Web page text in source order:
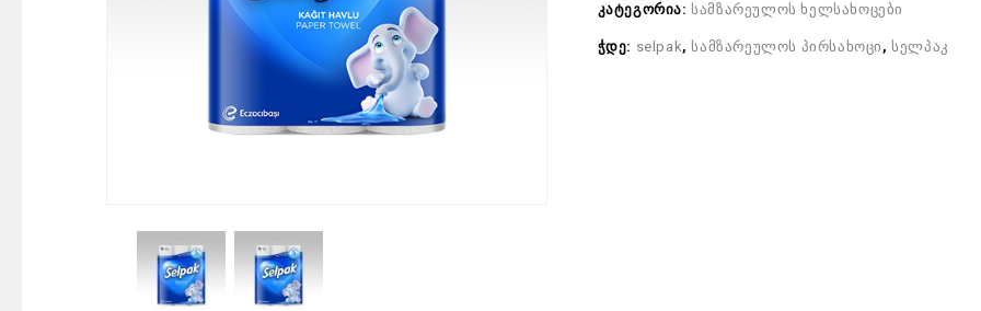
კატეგორია: სამზარეულოს ხელსახოცები
ჭდე: selpak, სამზარეულოს პირსახოცი , სელპაკ